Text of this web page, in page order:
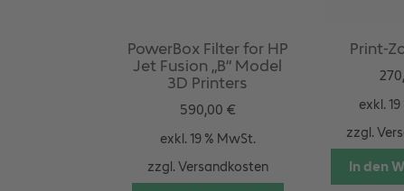
PowerBox Filter for HP
Jet Fusion „B“ Model
3D Printers
590,00 €
exkl. 19 % MwSt.
zzgl. Versandkosten
Print-
exkl.
zzgl.
In den